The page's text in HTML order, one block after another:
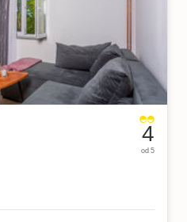
4
od 5